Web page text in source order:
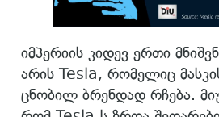
იმპერიის კიდევ ერთი
არის Tesla, რომელიც
ცნობილ ბრენდად რჩება.